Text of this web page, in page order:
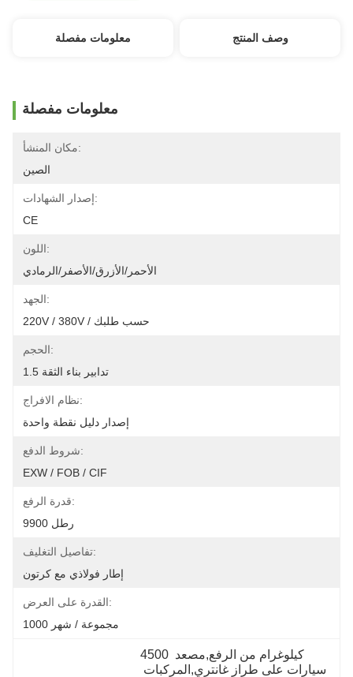
معلومات مفصلة وصف المنتج
معلومات مفصلة
مكان المنشأ:
الصين
إصدار الشهادات:
CE
اللون:
الأحمر/الأزرق/الأصفر/الرمادي
الجهد:
220V / 380V / حسب طلبك
الحجم:
1.5 تدابير بناء الثقة
نظام الافراج:
إصدار دليل نقطة واحدة
شروط الدفع:
EXW / FOB / CIF
قدرة الرفع:
9900 رطل
تفاصيل التغليف:
إطار فولاذي مع كرتون
القدرة على العرض:
1000 مجموعة / شهر
4500 كيلوغرام من الرفع,مصعد